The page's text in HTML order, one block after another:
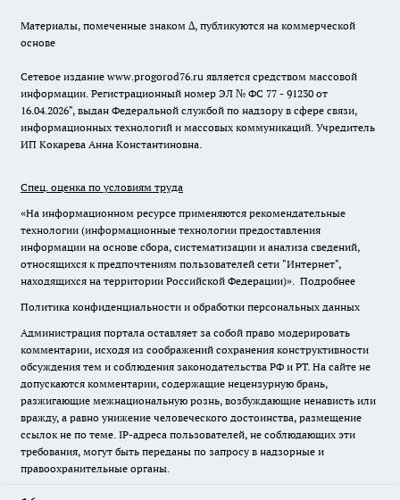
Материалы, помеченные знаком ∆, публикуются на коммерческой
основе
Сетевое издание www.progorod76.ru является средством массовой
информации. Регистрационный номер ЭЛ № ФС 77 - 91230 от
16.04.2026", выдан Федеральной службой по надзору в сфере связи,
информационных технологий и массовых коммуникаций. Учредитель
ИП Кокарева Анна Константиновна.
Спец. оценка по условиям труда
«На информационном ресурсе применяются рекомендательные
технологии (информационные технологии предоставления
информации на основе сбора, систематизации и анализа сведений,
относящихся к предпочтениям пользователей сети "Интернет",
находящихся на территории Российской Федерации)». Подробнее
Политика конфиденциальности и обработки персональных данных
Администрация портала оставляет за собой право модерировать
комментарии, исходя из соображений сохранения конструктивности
обсуждения тем и соблюдения законодательства РФ и РТ. На сайте не
допускаются комментарии, содержащие нецензурную брань,
разжигающие межнациональную рознь, возбуждающие ненависть или
вражду, а равно унижение человеческого достоинства, размещение
ссылок не по теме. IP-адреса пользователей, не соблюдающих эти
требования, могут быть переданы по запросу в надзорные и
правоохранительные органы.